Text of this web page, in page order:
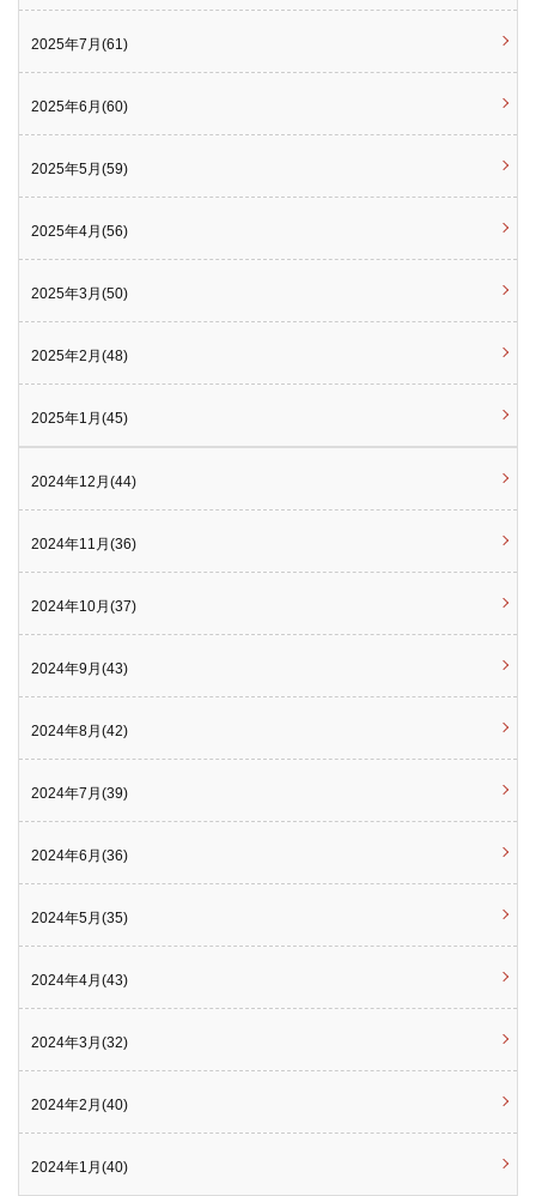
2025年7月(61)
2025年6月(60)
2025年5月(59)
2025年4月(56)
2025年3月(50)
2025年2月(48)
2025年1月(45)
2024年12月(44)
2024年11月(36)
2024年10月(37)
2024年9月(43)
2024年8月(42)
2024年7月(39)
2024年6月(36)
2024年5月(35)
2024年4月(43)
2024年3月(32)
2024年2月(40)
2024年1月(40)